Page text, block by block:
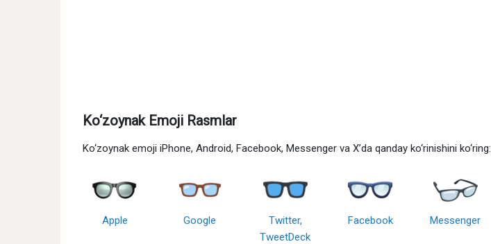
Ko‘zoynak Emoji Rasmlar
Ko‘zoynak emoji iPhone, Android, Facebook, Messenger va X’da qanday ko‘rinishini ko‘ring:
Apple Google
Twitter,
TweetDeck
Facebook Messenger